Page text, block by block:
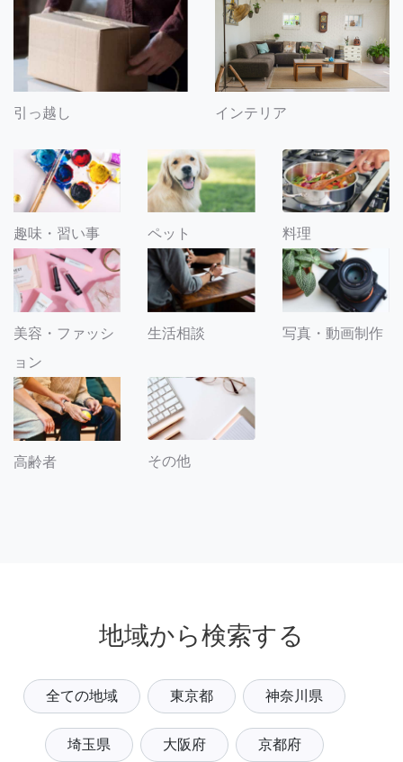
引っ越し インテリア
趣味・習い事 ペット 料理
美容・ファッシ
ョン
生活相談 写真・動画制作
高齢者 その他
地域から検索する
全ての地域 東京都 神奈川県
埼玉県 大阪府 京都府